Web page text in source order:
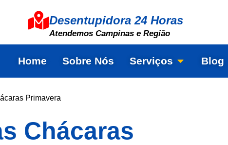
Desentupidora 24 Horas
Atendemos Campinas e Região
Home Sobre Nós Serviços Blog
Primavera
Chácaras